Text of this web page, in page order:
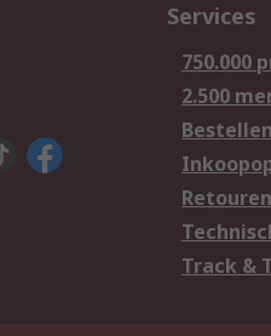
Services
750.000
2.500
Bestellen
Retouren
Track &